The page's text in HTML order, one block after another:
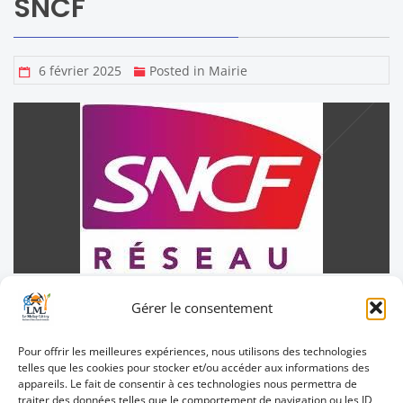
Gérer le consentement
Pour offrir les meilleures expériences, nous utilisons des technologies
telles que les cookies pour stocker et/ou accéder aux informations des
appareils. Le fait de consentir à ces technologies nous permettra de
traiter des données telles que le comportement de navigation ou les ID
SNCF
6 février 2025 Posted in Mairie
Un arbre qui chute sur la voie ferrée, ce sont des
Express vous permet de prévenir ou signaler un
danger (chute de branches par exemple). Vous
trouverez les coordonnées dans le 2ème document ci-